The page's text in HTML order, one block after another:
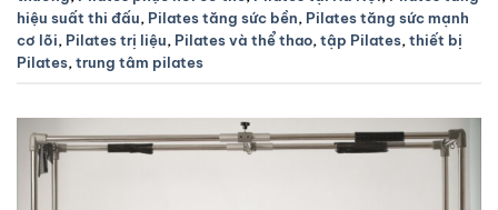
hiệu suất thi đấu, Pilates tăng sức bền, Pilates tăng sức mạnh
cơ lõi, Pilates trị liệu, Pilates và thể thao,tập Pilates,thiết bị
Pilates,trung tâm pilates